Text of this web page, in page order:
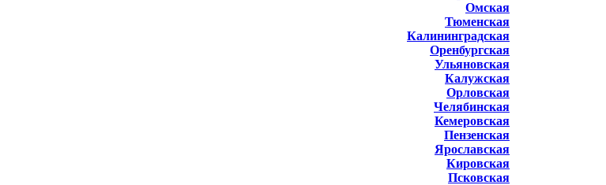
Омская
Тюменская
Калининградская
Оренбургская
Ульяновская
Калужская
Орловская
Челябинская
Кемеровская
Пензенская
Ярославская
Кировская
Псковская